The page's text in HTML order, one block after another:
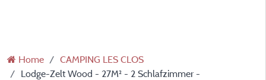
Home
CAMPING LES CLOS
Lodge-Zelt Wood - 27M² - 2 Schlafzimmer -